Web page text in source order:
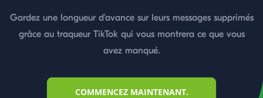
Gardez une longueur d'avance sur leurs messages supprimés
grâce au traqueur TikTok qui vous montrera ce que vous
avez manqué.
COMMENCEZ MAINTENANT.